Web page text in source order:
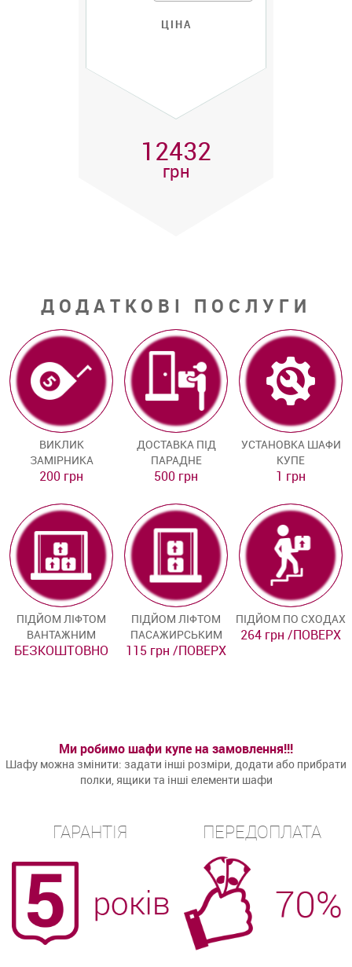
ЦІНА
12432
грн
ДОДАТКОВІ ПОСЛУГИ
ВИКЛИК
ЗАМІРНИКА
200 грн
ДОСТАВКА ПІД
ПАРАДНЕ
500 грн
УСТАНОВКА ШАФИ
КУПЕ
1 грн
ПІДЙОМ ЛІФТОМ
ВАНТАЖНИМ
БЕЗКОШТОВНО
ПІДЙОМ ЛІФТОМ
ПАСАЖИРСЬКИМ
115 грн /ПОВЕРХ
ПІДЙОМ ПО СХОДАХ
264 грн /ПОВЕРХ
Ми робимо шафи купе на замовлення!!!
Шафу можна змінити: задати інші розміри, додати або прибрати
полки, ящики та інші елементи шафи
ГАРАНТІЯ ПЕРЕДОПЛАТА